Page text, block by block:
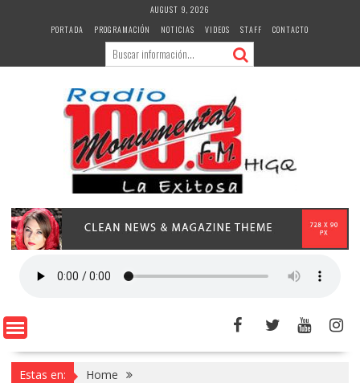
AUGUST 9, 2026
PORTADA
PROGRAMACIÓN NOTICIAS VIDEOS STAFF CONTACTO
Estas en:
Home